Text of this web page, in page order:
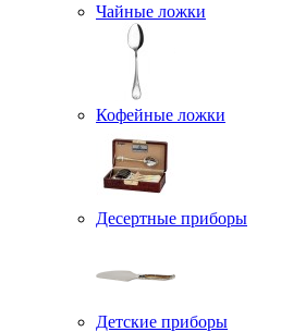
Чайные ложки
Кофейные ложки
Десертные приборы
Детские приборы